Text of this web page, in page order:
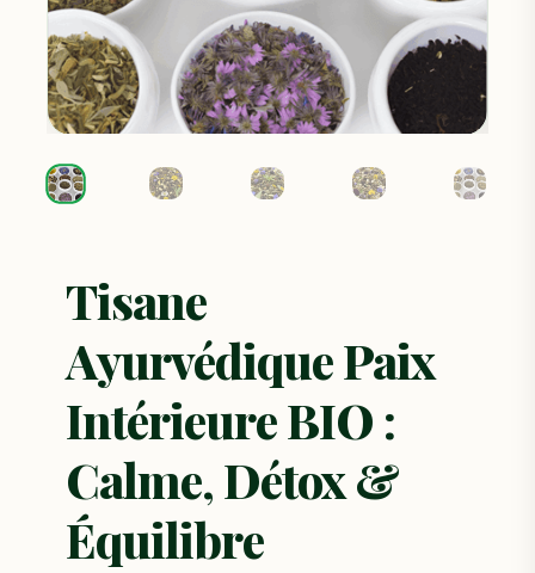
Tisane
Ayurvédique Paix
Intérieure BIO :
Calme, Détox &
Équilibre